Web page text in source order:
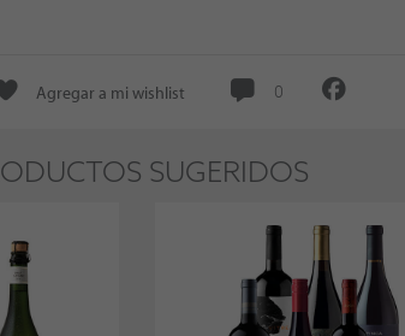
Agregar a mi wishlist 0
SUGERIDOS